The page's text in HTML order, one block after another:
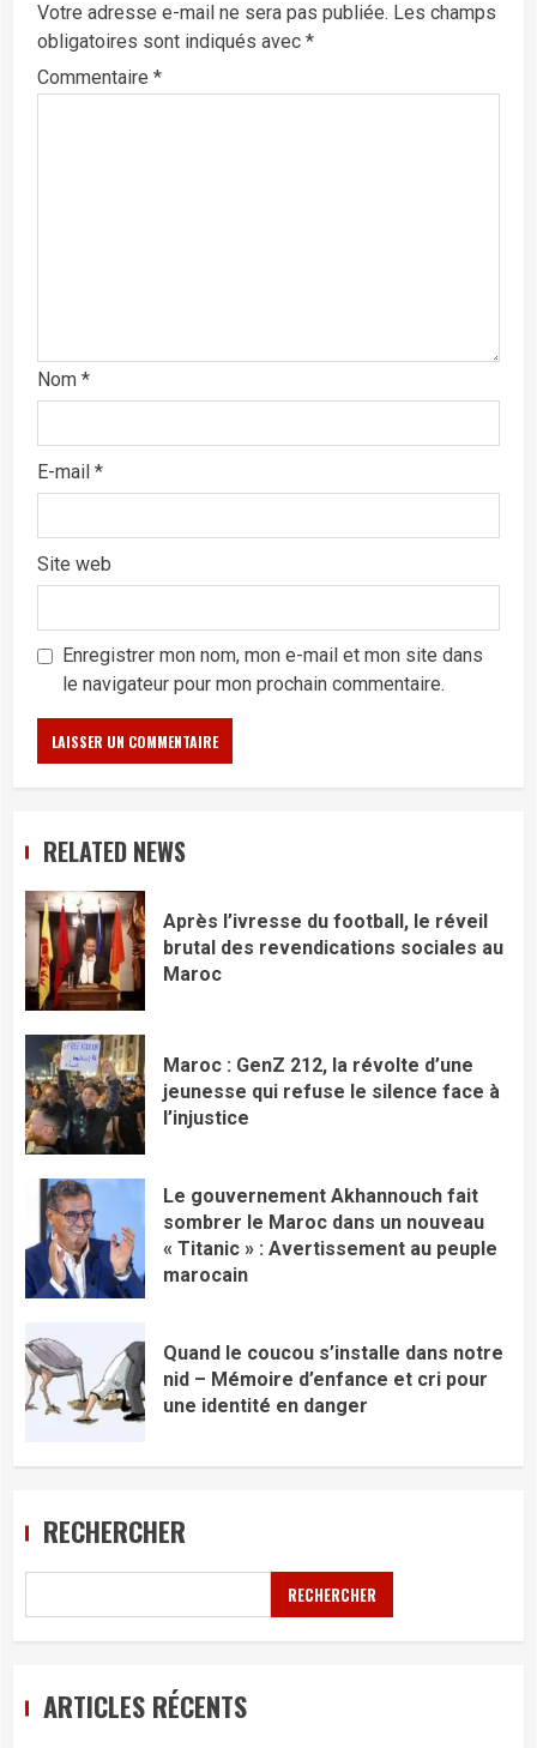
Votre adresse e-mail ne sera pas publiée. Les champs
obligatoires sont indiqués avec *
Commentaire *
Nom *
E-mail *
Site web
Enregistrer mon nom, mon e-mail et mon site dans
le navigateur pour mon prochain commentaire.
RELATED NEWS
Après l’ivresse du football, le réveil
brutal des revendications sociales au
Maroc
Maroc : GenZ 212, la révolte d’une
jeunesse qui refuse le silence face à
l’injustice
Le gouvernement Akhannouch fait
sombrer le Maroc dans un nouveau
« Titanic » : Avertissement au peuple
marocain
Quand le coucou s’installe dans notre
nid – Mémoire d’enfance et cri pour
une identité en danger
RECHERCHER
RECHERCHER
ARTICLES RÉCENTS